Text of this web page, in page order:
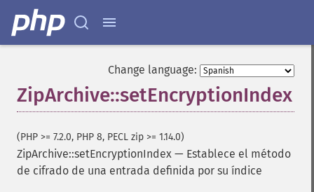
Change language:
ZipArchive::setEncryptionIndex
(PHP >= 7.2.0, PHP 8, PECL zip >= 1.14.0)
ZipArchive::setEncryptionIndex — Establece el método
de cifrado de una entrada definida por su índice